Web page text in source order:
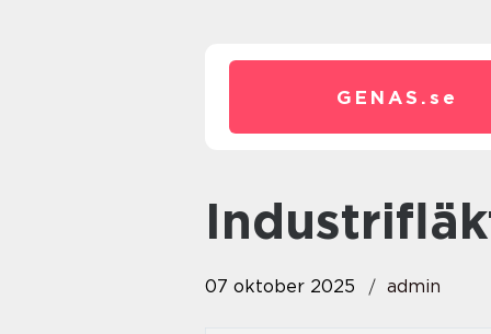
GENAS. se
07 oktober 2025 admin